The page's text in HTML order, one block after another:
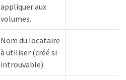
appliquer aux
volumes.
Nom du locataire
à utiliser (créé si
introuvable)